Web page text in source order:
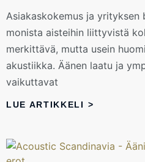
Asiakaskokemus ja yrityksen
monista aisteihin liittyvistä
merkittävä, mutta usein
akustiikka. Äänen laatu ja
vaikuttavat
LUE ARTIKKELI >